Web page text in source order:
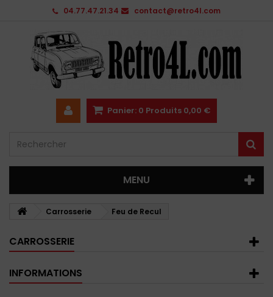
04.77.47.21.34 contact@retro4l.com
Panier: 0 Produits 0,00 €
MENU
Carrosserie Feu de Recul
CARROSSERIE
INFORMATIONS